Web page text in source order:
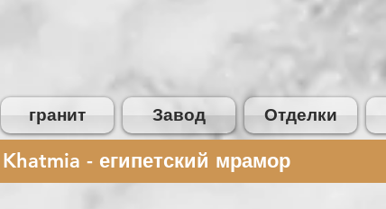
Khatmia - египетский мрамор
гранит Завод Отделки